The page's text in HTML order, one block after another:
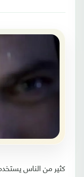
كثير من الناس